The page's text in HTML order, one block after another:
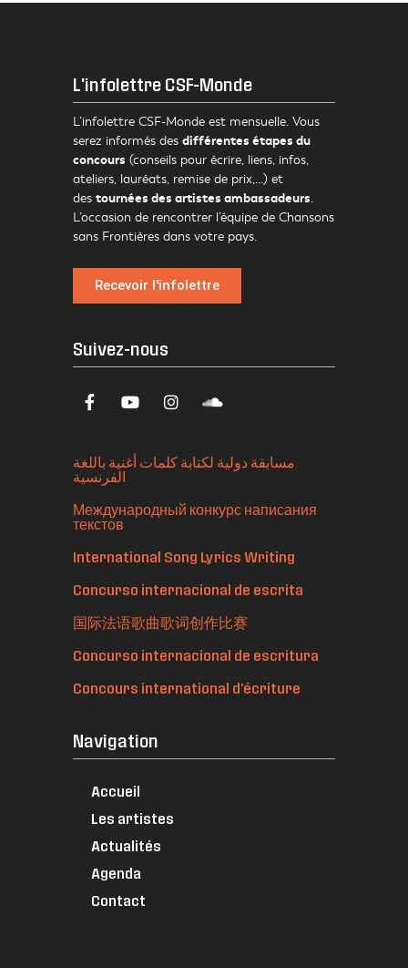
L'infolettre CSF-Monde
L’infolettre CSF-Monde est mensuelle. Vous
serez informés des différentes étapes du
concours (conseils pour écrire, liens, infos,
ateliers, lauréats, remise de prix,…) et
des tournées des artistes ambassadeurs.
L’occasion de rencontrer l’équipe de Chansons
sans Frontières dans votre pays.
Recevoir l'infolettre
Suivez-nous
مسابقة دولية لكتابة كلمات أغنية باللغة
الفرنسية
Международный конкурс написания
текстов
International Song Lyrics Writing
Concurso internacional de escrita
国际法语歌曲歌词创作比赛
Concurso internacional de escritura
Concours international d'écriture
Navigation
Accueil
Les artistes
Actualités
Agenda
Contact